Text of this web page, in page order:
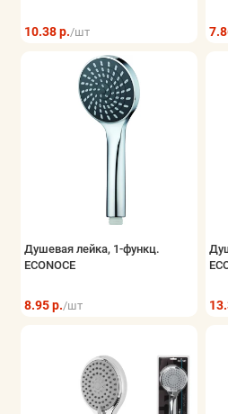
10.38 р./шт
Душевая лейка, 1-функц.
ECONOCE
8.95 р./шт